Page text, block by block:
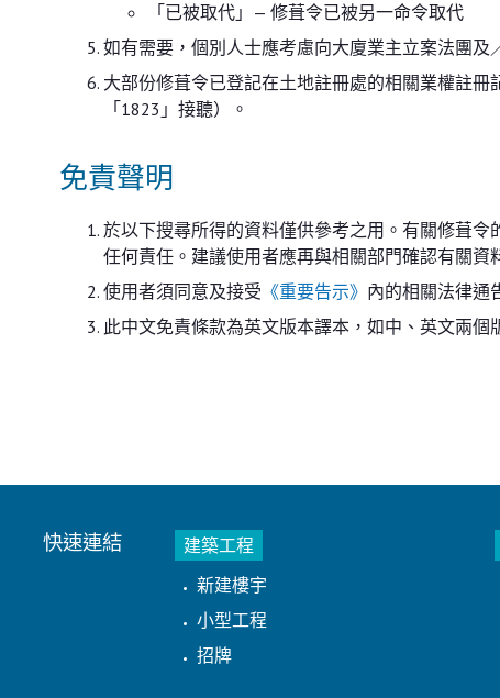
「已被取代」— 修葺令已被另一命令取代
如有需要，個別人士應考慮向大廈業主立案法團
大部份修葺令已登記在土地註冊處的相關業權註
「1823」接聽）。
免責聲明
於以下搜尋所得的資料僅供參考之用。有關修葺
任何責任。建議使用者應再與相關部門確認有關資
使用者須同意及接受 《重要告示》 內的相關法律通
此中文免責條款為英文版本譯本，如中、英文兩
快速連結
建築工程
新建樓宇
小型工程
招牌